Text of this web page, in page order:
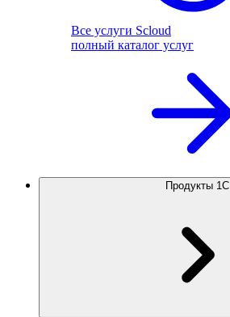
Все услуги Scloud
полный каталог услуг
Продукты 1С